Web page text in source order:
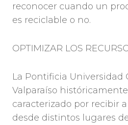
reconocer cuando un
es reciclable o no.
OPTIMIZAR LOS
La Pontificia Universidad
Valparaíso
caracterizado por recibir
desde distintos lugares